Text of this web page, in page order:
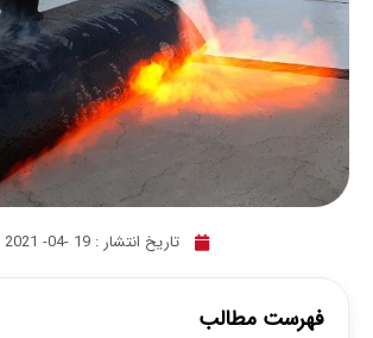
تاریخ انتشار :19 -04- 2021
فهرست مطالب